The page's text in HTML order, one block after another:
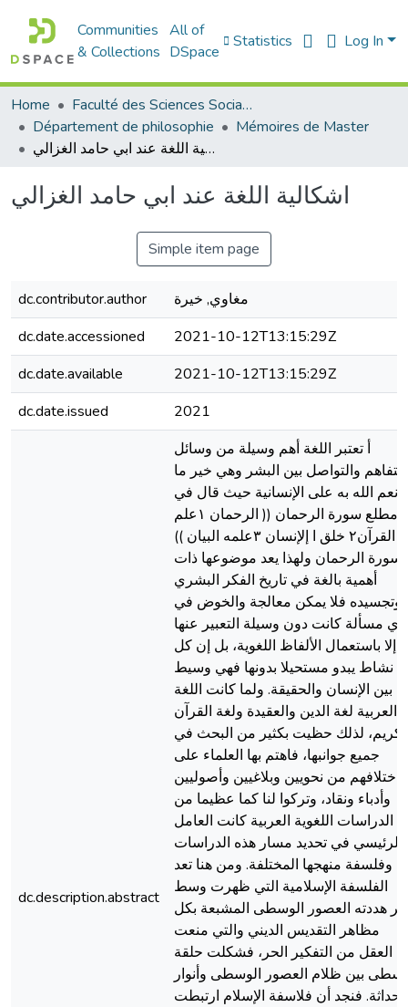
Communities
& Collections
All of
DSpace
Statistics Log In
Home
Faculté des Sciences Sociales
Département de philosophie
Mémoires de Master
اشكالية اللغة عند ابي حامد الغزالي
اشكالية اللغة عند ابي حامد الغزالي
Simple item page
dc.contributor.author
مغاوي, خيرة
dc.date.accessioned
2021-10-12T13:15:29Z
dc.date.available
2021-10-12T13:15:29Z
dc.date.issued
2021
dc.description.abstract
أ تعتبر اللغة أهم وسيلة من وسائل
التفاهم والتواصل بين البشر وهي خير ما
أنعم الله به على الإنسانية حيث قال في
مطلع سورة الرحمان (( الرحمان ١علم
القرآن٢ خلق ا إلإنسان ٣علمه البيان ))
٤سورة الرحمان ولهذا يعد موضوعها ذات
أهمية بالغة في تاريخ الفكر البشري
وتجسيده فلا يمكن معالجة والخوض في
أي مسألة كانت دون وسيلة التعبير عنها
إلا باستعمال الألفاظ اللغوية، بل إن كل
نشاط يبدو مستحيلا بدونها فهي وسيط
بين الإنسان والحقيقة. ولما كانت اللغة
العربية لغة الدين والعقيدة ولغة القرآن
لذلك حظيت بكثير من البحث في
جميع جوانبها، فاهتم بها العلماء على
اختلافهم من نحويين وبلاغيين وأصوليين
وأدباء ونقاد، وتركوا لنا كما عظيما من
الدراسات اللغوية العربية كانت العامل
الرئيسي في تحديد مسار هذه الدراسات
وفلسفة منهجها المختلفة. ومن هنا تعد
الفلسفة الإسلامية التي ظهرت وسط
هددته العصور الوسطى المشبعة بكل
مظاهر التقديس الديني والتي منعت
العقل من التفكير الحر، فشكلت حلقة
بين ظلام العصور الوسطى وأنوار
الحداثة. فنجد أن فلاسفة الإسلام ارتبطت